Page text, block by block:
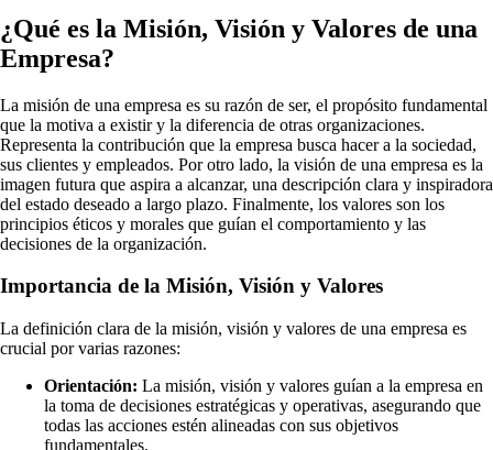
¿Qué es la Misión, Visión y Valores de una
Empresa?
La misión de una empresa es su razón de ser, el propósito fundamental
que la motiva a existir y la diferencia de otras organizaciones.
Representa la contribución que la empresa busca hacer a la sociedad,
sus clientes y empleados. Por otro lado, la visión de una empresa es la
imagen futura que aspira a alcanzar, una descripción clara y inspiradora
del estado deseado a largo plazo. Finalmente, los valores son los
principios éticos y morales que guían el comportamiento y las
decisiones de la organización.
Importancia de la Misión, Visión y Valores
La definición clara de la misión, visión y valores de una empresa es
crucial por varias razones:
Orientación: La misión, visión y valores guían a la empresa en
la toma de decisiones estratégicas y operativas, asegurando que
todas las acciones estén alineadas con sus objetivos
fundamentales.